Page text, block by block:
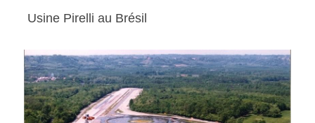
Usine Pirelli au Brésil